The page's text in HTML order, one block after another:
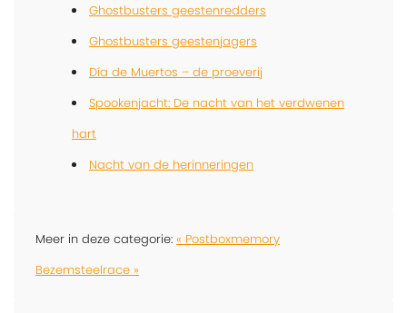
Ghostbusters geestenredders
Ghostbusters geestenjagers
Día de Muertos – de proeverij
Spookenjacht: De nacht van het verdwenen
hart
Nacht van de herinneringen
Meer in deze categorie: « Postboxmemory
Bezemsteelrace »